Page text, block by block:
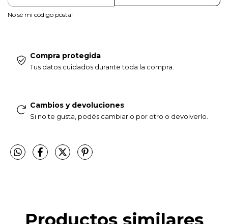
No sé mi código postal
Compra protegida
Tus datos cuidados durante toda la compra.
Cambios y devoluciones
Si no te gusta, podés cambiarlo por otro o devolverlo.